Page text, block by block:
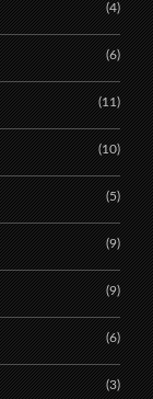
(4)
(6)
(11)
(10)
(5)
(9)
(9)
(6)
(3)